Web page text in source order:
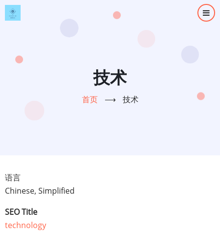
跳
转
技术
首页 ⟶ 技术
语言
Chinese, Simplified
SEO Title
technology